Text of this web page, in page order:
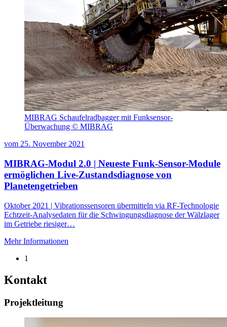
MIBRAG Schaufelradbagger mit Funksensor-
Überwachung © MIBRAG
vom 25. November 2021
MIBRAG-Modul 2.0 | Neueste Funk-Sensor-Module
ermöglichen Live-Zustandsdiagnose von
Planetengetrieben
Oktober 2021 | Vibrationssensoren übermitteln via RF-Technologie
Echtzeit-Analysedaten für die Schwingungsdiagnose der Wälzlager
im Getriebe riesiger…
Mehr Informationen
1
Kontakt
Projektleitung